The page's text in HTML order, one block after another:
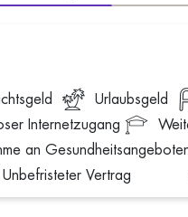
Urlaubsgeld
Internetzugang
an
Unbefristeter Vertrag